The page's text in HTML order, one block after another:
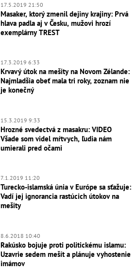
17.5.2019 21:50
Masaker, ktorý zmenil dejiny krajiny: Prvá
hlava padla aj v Česku, mužovi hrozí
exemplárny TREST
17.3.2019 6:33
Krvavý útok na mešity na Novom Zélande:
Najmladšia obeť mala tri roky, zoznam nie
je konečný
15.3.2019 9:33
Hrozné svedectvá z masakru: VIDEO
Všade som videl mŕtvych, ľudia nám
umierali pred očami
7.1.2019 11:20
Turecko-islamská únia v Európe sa sťažuje:
Vadí jej ignorancia rastúcich útokov na
mešity
8.6.2018 10:40
Rakúsko bojuje proti politickému islamu:
Uzavrie sedem mešít a plánuje vyhostenie
imámov